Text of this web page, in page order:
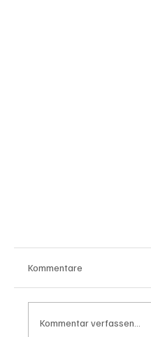
Kommentare
Kommentar verfassen...